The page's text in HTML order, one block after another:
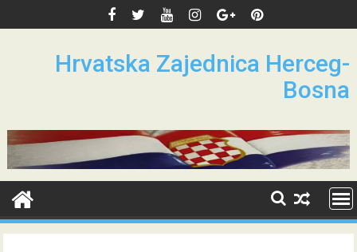
to
Hrvatska Zajednica Herceg-
Bosna